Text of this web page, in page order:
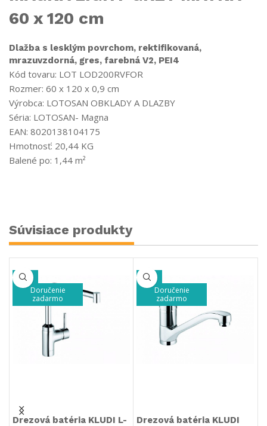
60 x 120 cm
Dlažba s lesklým povrchom, rektifikovaná,
mrazuvzdorná, gres, farebná V2, PEI4
Kód tovaru: LOT LOD200RVFOR
Rozmer: 60 x 120 x 0,9 cm
Výrobca: LOTOSAN OBKLADY A DLAZBY
Séria: LOTOSAN- Magna
EAN: 8020138104175
Hmotnosť: 20,44 KG
Balené po: 1,44 m²
Súvisiace produkty
-20%
Doručenie
zadarmo
Drezová batéria KLUDI L-
-33%
Doručenie
zadarmo
Drezová batéria KLUDI